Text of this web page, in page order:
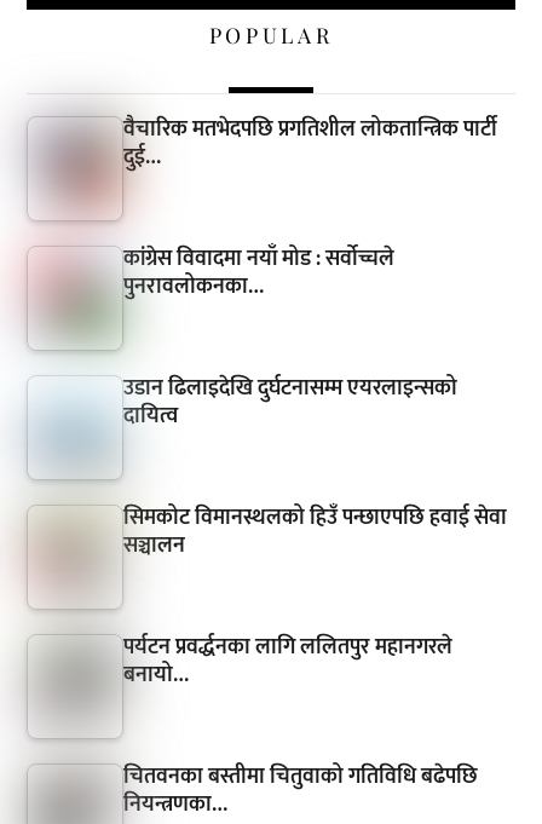
POPULAR
वैचारिक मतभेदपछि प्रगतिशील लोकतान्त्रिक पार्टी
दुई…
कांग्रेस विवादमा नयाँ मोड : सर्वोच्चले
पुनरावलोकनका…
उडान ढिलाइदेखि दुर्घटनासम्म एयरलाइन्सको
दायित्व
सिमकोट विमानस्थलको हिउँ पन्छाएपछि हवाई सेवा
सञ्चालन
पर्यटन प्रवर्द्धनका लागि ललितपुर महानगरले
बनायो…
चितवनका बस्तीमा चितुवाको गतिविधि बढेपछि
नियन्त्रणका…